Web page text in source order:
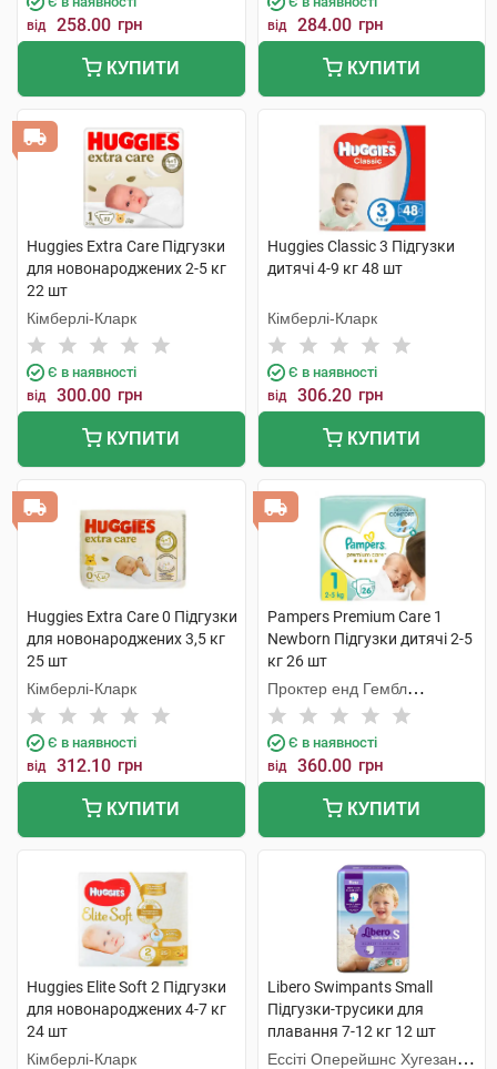
від 258.00 грн
КУПИТИ
від 284.00 грн
КУПИТИ
Huggies Extra Care Підгузки
для новонароджених 2-5 кг
22 шт
Кімберлі-Кларк
Є в наявності
від 300.00 грн
КУПИТИ
Huggies Classic 3 Підгузки
дитячі 4-9 кг 48 шт
Кімберлі-Кларк
Є в наявності
від 306.20 грн
КУПИТИ
Huggies Extra Care 0 Підгузки
для новонароджених 3,5 кг
25 шт
Кімберлі-Кларк
Є в наявності
від 312.10 грн
КУПИТИ
Pampers Premium Care 1
Newborn Підгузки дитячі 2-5
кг 26 шт
Проктер енд Гембл
Оперешейнз Польська
Є в наявності
від 360.00 грн
КУПИТИ
Huggies Elite Soft 2 Підгузки
для новонароджених 4-7 кг
24 шт
Кімберлі-Кларк
Libero Swimpants Small
Підгузки-трусики для
плавання 7-12 кг 12 шт
Ессіті Оперейшнс Хугезанд